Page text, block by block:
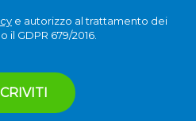
e autorizzo al trattamento dei
GDPR 679/2016.